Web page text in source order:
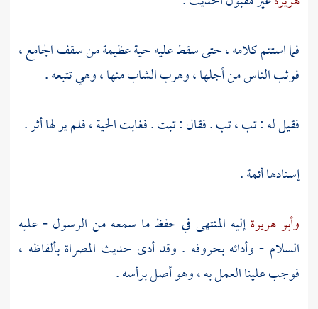
فما استتم كلامه ، حتى سقط عليه حية عظيمة من سقف الجامع ،
فوثب الناس من أجلها ، وهرب الشاب منها ، وهي تتبعه .
فقيل له : تب ، تب . فقال : تبت . فغابت الحية ، فلم ير لها أثر .
إسنادها أئمة .
وأبو هريرةإليه المنتهى في حفظ ما سمعه من الرسول - عليه
السلام - وأدائه بحروفه . وقد أدى حديث المصراة بألفاظه ،
فوجب علينا العمل به ، وهو أصل برأسه .